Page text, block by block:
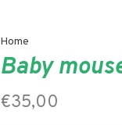
Home
Baby
€35,00